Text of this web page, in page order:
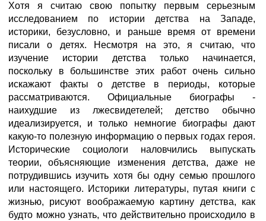
Хотя я считаю свою попытку первым серьезным
исследованием по истории детства на Западе,
историки, безусловно, и раньше время от времени
писали о детях. Несмотря на это, я считаю, что
изучение истории детства только начинается,
поскольку в большинстве этих работ очень сильно
искажают факты о детстве в периоды, которые
рассматриваются. Официальные биографы -
наихудшие из лжесвидетелей; детство обычно
идеализируется, и только немногие биографы дают
какую-то полезную информацию о первых годах героя.
Исторические социологи наловчились выпускать
теории, объясняющие изменения детства, даже не
потрудившись изучить хотя бы одну семью прошлого
или настоящего. Историки литературы, путая книги с
жизнью, рисуют воображаемую картину детства, как
будто можно узнать, что действительно происходило в